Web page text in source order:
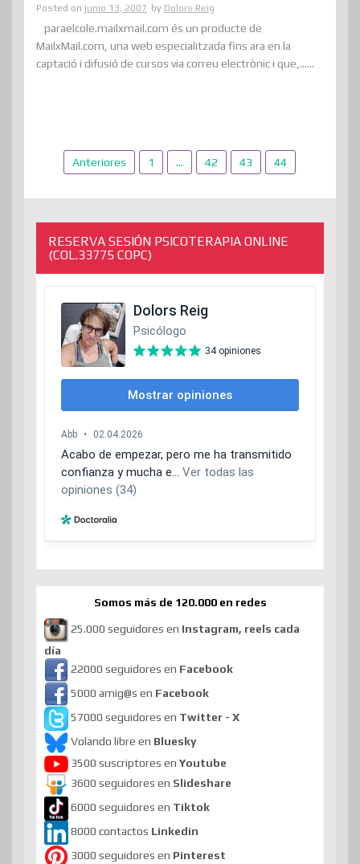
Posted on junio 13, 2007 by Dolors Reig
paraelcole.mailxmail.com és un producte de
MailxMail.com, una web especialitzada fins ara en la
captació i difusió de cursos via correu electrònic i que,......
Paginación
entradas
Anteriores 1 … 42 43 44
RESERVA SESIÓN PSICOTERAPIA ONLINE
(COL.33775 COPC)
Somos más de 120.000 en redes
25.000 seguidores en Instagram, reels cada
día
22000 seguidores en Facebook
5000 amig@s en Facebook
57000 seguidores en Twitter - X
Volando libre en Bluesky
3500 suscriptores en Youtube
3600 seguidores en Slideshare
6000 seguidores en Tiktok
8000 contactos Linkedin
3000 seguidores en Pinterest